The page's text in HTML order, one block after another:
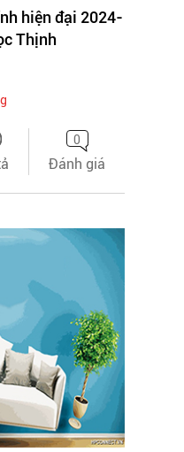
hiện đại 2024-
Thịnh
0
Đánh giá